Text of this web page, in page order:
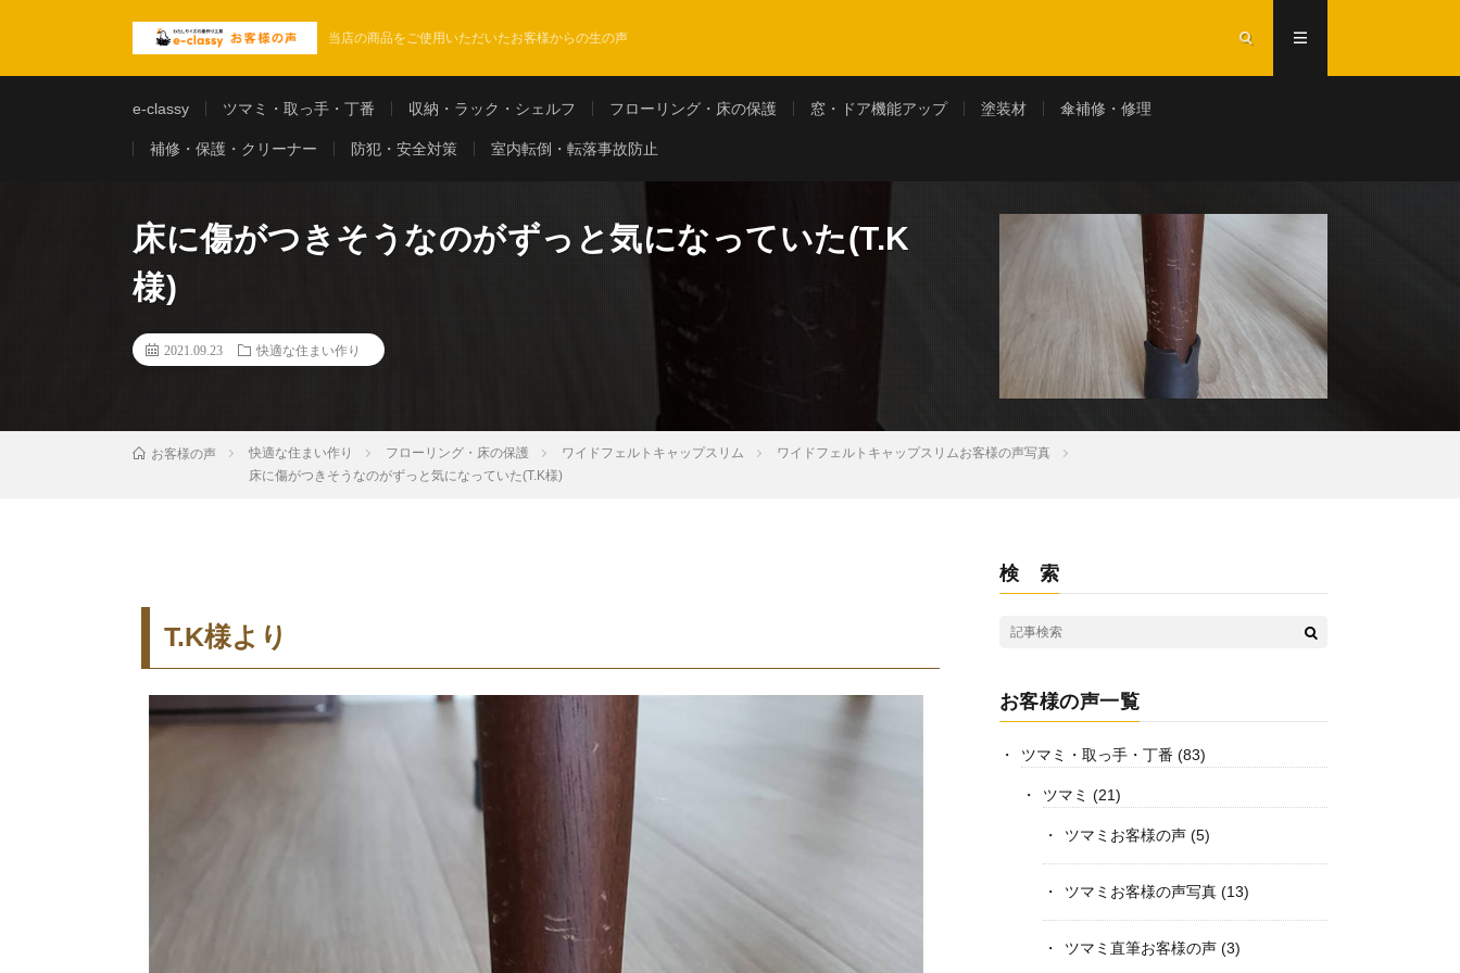
当店の商品をご使用いただいたお客様からの生の声
e-classy ツマミ・取っ手・丁番 収納・ラック・シェルフ フローリング・床の保護 窓・ドア機能アップ 塗装材 傘補修・修理
補修・保護・クリーナー 防犯・安全対策 室内転倒・転落事故防止
床に傷がつきそうなのがずっと気になっていた(T.K
様)
2021.09.23 快適な住まい作り
お客様の声 快適な住まい作り フローリング・床の保護 ワイドフェルトキャップスリム
ワイドフェルトキャップスリムお客様の声写真
床に傷がつきそうなのがずっと気になっていた(T.K様)
T.K様より
検 索
お客様の声一覧
ツマミ・取っ手・丁番 (83)
ツマミ (21)
ツマミお客様の声(5)
ツマミお客様の声写真(13)
ツマミ直筆お客様の声(3)